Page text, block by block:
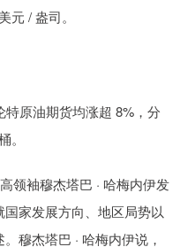
元 / 盎司。
原油期货均涨超 8%，分
领袖穆杰塔巴 · 哈梅内伊发
家发展方向、地区局势以
穆杰塔巴 · 哈梅内伊说，